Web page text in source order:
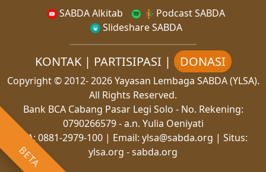
BETA
SABDA Alkitab
Podcast SABDA
Slideshare SABDA
KONTAK| PARTISIPASI | DONASI
Copyright© 2012-2026Yayasan Lembaga SABDA (YLSA).
All Rights Reserved.
Bank BCA Cabang Pasar Legi Solo - No. Rekening:
0790266579 - a.n. Yulia Oeniyati
WA: 0881-2979-100| Email: ylsa@sabda.org | Situs:
ylsa.org -sabda.org